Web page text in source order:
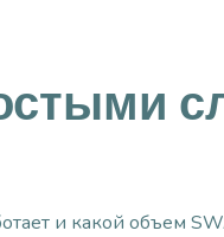
и какой объем